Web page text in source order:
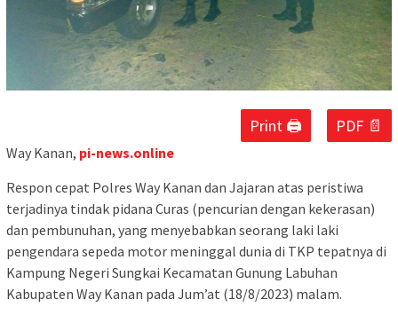
Print 🖨 PDF 📄
Way Kanan, pi-news.online
Respon cepat Polres Way Kanan dan Jajaran atas peristiwa
terjadinya tindak pidana Curas (pencurian dengan kekerasan)
dan pembunuhan, yang menyebabkan seorang laki laki
pengendara sepeda motor meninggal dunia di TKP tepatnya di
Kampung Negeri Sungkai Kecamatan Gunung Labuhan
Kabupaten Way Kanan pada Jum’at (18/8/2023) malam.